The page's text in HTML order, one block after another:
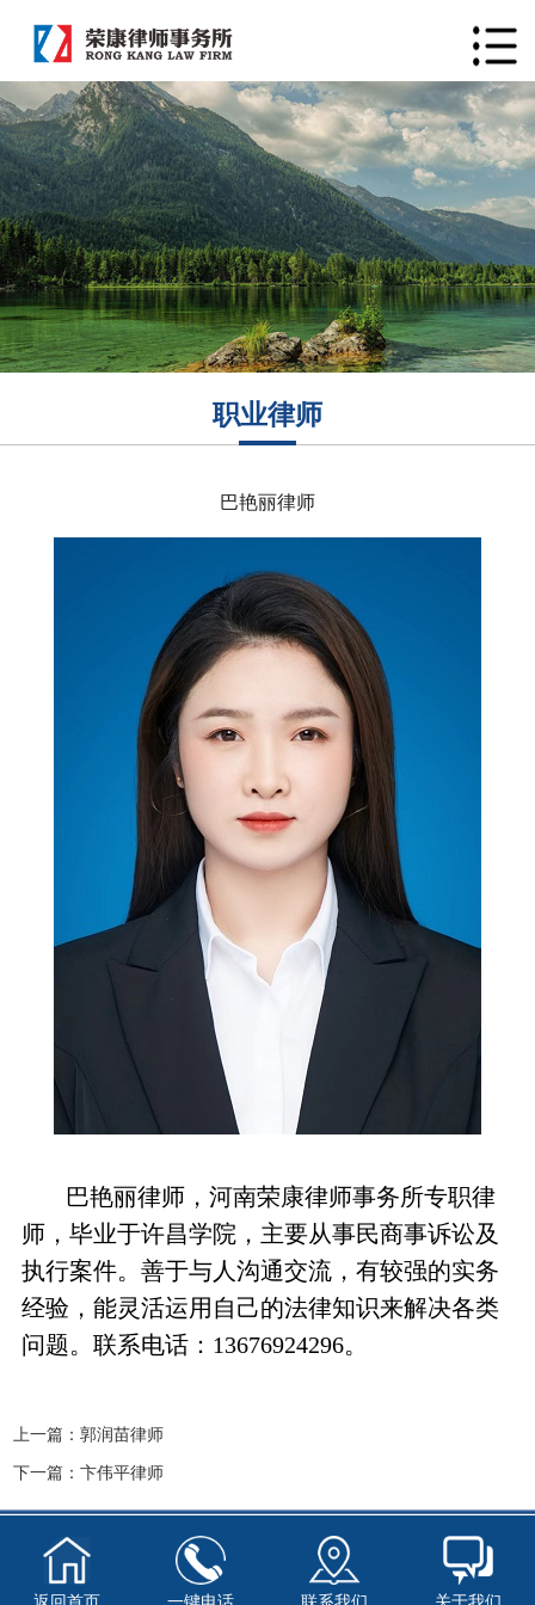
职业律师
巴艳丽律师
巴艳丽律师，河南荣康律师事务所专职律
师，毕业于许昌学院，主要从事民商事诉讼及
执行案件。善于与人沟通交流，有较强的实务
经验，能灵活运用自己的法律知识来解决各类
问题。联系电话： 13676924296。
上一篇：郭润苗律师
下一篇：卞伟平律师